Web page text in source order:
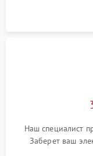
Наш специалист
Заберет ваш